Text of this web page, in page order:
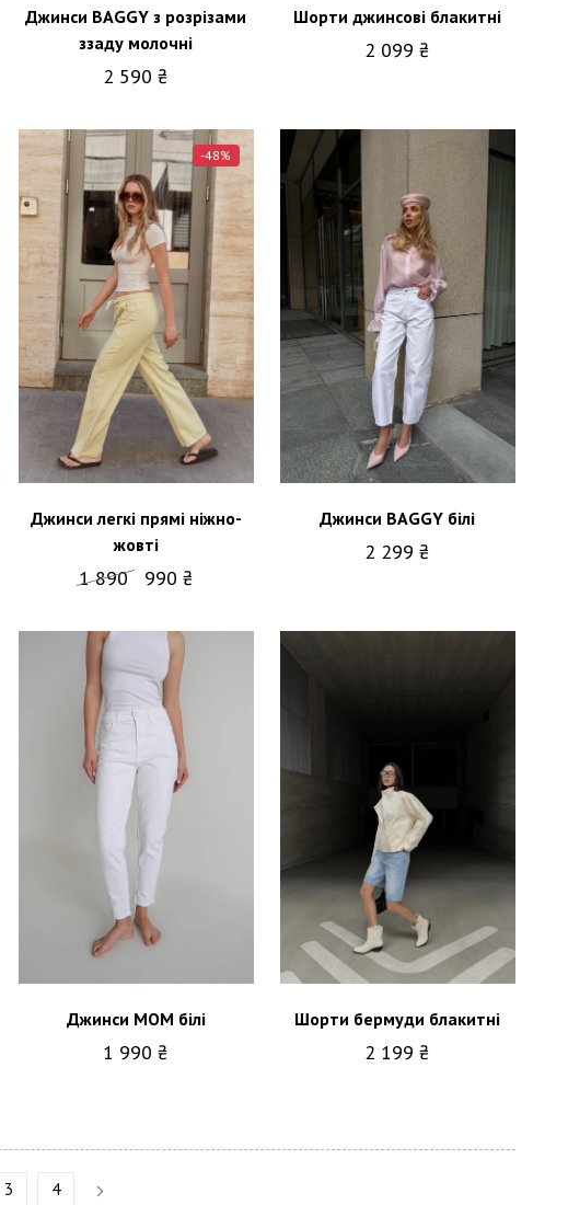
Джинси BAGGY з розрізами
ззаду молочні
2 590 ₴
Шорти джинсові блакитні
2 099 ₴
-48%
Джинси легкі прямі ніжно-
жовті
1 890 990 ₴
Джинси BAGGY білі
2 299 ₴
Джинси МОМ білі
1 990 ₴
Шорти бермуди блакитні
2 199 ₴
3 4